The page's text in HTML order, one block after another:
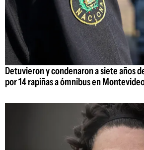
Detuvieron y condenaron a siete años
por 14 rapiñas a ómnibus en